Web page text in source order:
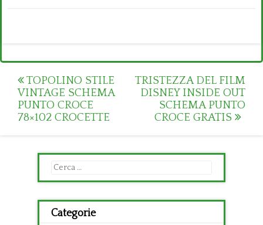
Post
navigation
TOPOLINO STILE
VINTAGE SCHEMA
PUNTO CROCE
78×102 CROCETTE
TRISTEZZA DEL FILM
DISNEY INSIDE OUT
SCHEMA PUNTO
CROCE GRATIS
Ricerca
per:
Categorie